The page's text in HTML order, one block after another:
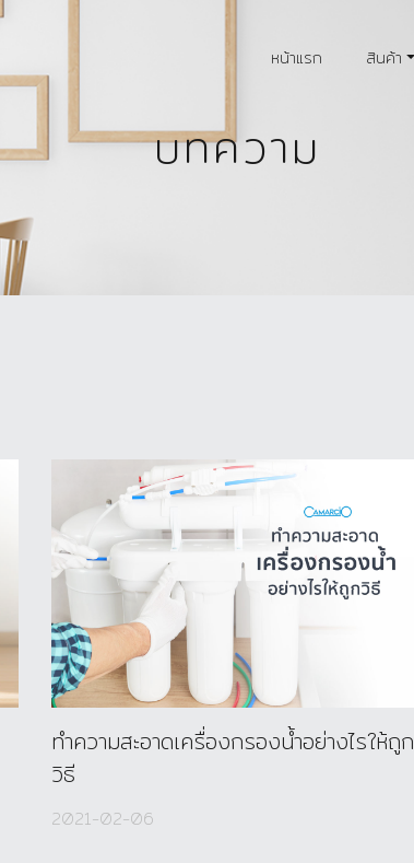
หน้าแรก สินค้า
บทความ
ทำความสะอาดเครื่องกรองน้ำอย่างไรให้ถูก
วิธี
2021-02-06